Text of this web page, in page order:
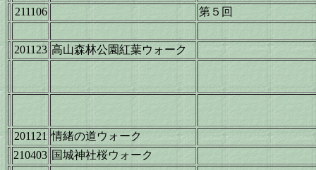
211106 第５回
201123 高山森林公園紅葉ウォーク
201121 情緒の道ウォーク
210403 国城神社桜ウォーク